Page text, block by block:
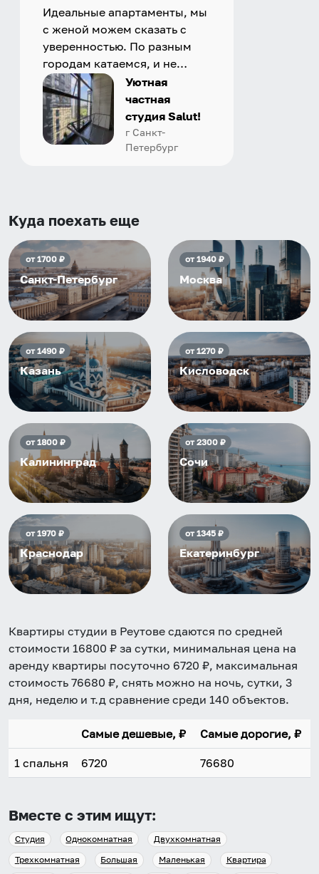
Идеальные апартаменты, мы
с женой можем сказать с
уверенностью. По разным
городам катаемся, и не
только в России. Сервис на
отличном уровне. Хозяин
апартаментов доброй души
человек, всегда можно
договориться, подскажет
приезжать еще...
Уютная
частная
студия Salut!
г Санкт-
Петербург
Куда поехать еще
от1700₽
Санкт-Петербург
от1940₽
Москва
от1490₽
Казань
от1270₽
Кисловодск
от1800₽
Калининград
от2300₽
Сочи
от1970₽
Краснодар
от1345₽
Екатеринбург
Квартиры студии в Реутове сдаются по средней
стоимости 16800 ₽ за сутки, минимальная цена на
аренду квартиры посуточно 6720 ₽, максимальная
стоимость 76680 ₽, снять можно на ночь, сутки, 3
дня, неделю и т.д сравнение среди 140 объектов.
Самые дешевые, ₽ Самые дорогие, ₽
1 спальня 6720 76680
Вместе с этим ищут:
Студия Однокомнатная
Двухкомнатная
Трехкомнатная
Большая Маленькая
Квартира